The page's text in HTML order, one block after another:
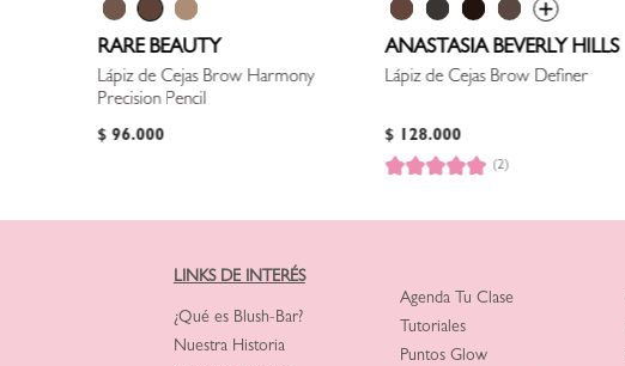
RARE BEAUTY
Lápiz de Cejas Brow Harmony
Precision Pencil
$ 96.000
ANASTASIA BEVERLY HILLS
Lápiz de Cejas Brow Definer
$ 128.000
(2)
LINKS DE INTERÉS
¿Qué es Blush-Bar?
Nuestra Historia
Agenda Tu Clase
Tutoriales
Puntos Glow